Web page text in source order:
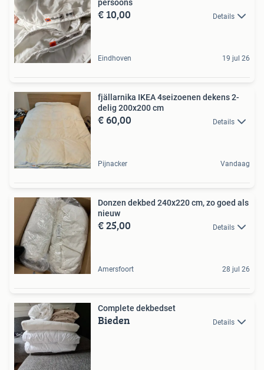
persoons
€ 10,00 Details
Eindhoven 19 jul 26
fjällarnika IKEA 4seizoenen dekens 2-
delig 200x200 cm
€ 60,00 Details
Pijnacker Vandaag
Donzen dekbed 240x220 cm, zo goed als
nieuw
€ 25,00 Details
Amersfoort 28 jul 26
Complete dekbedset
Bieden Details